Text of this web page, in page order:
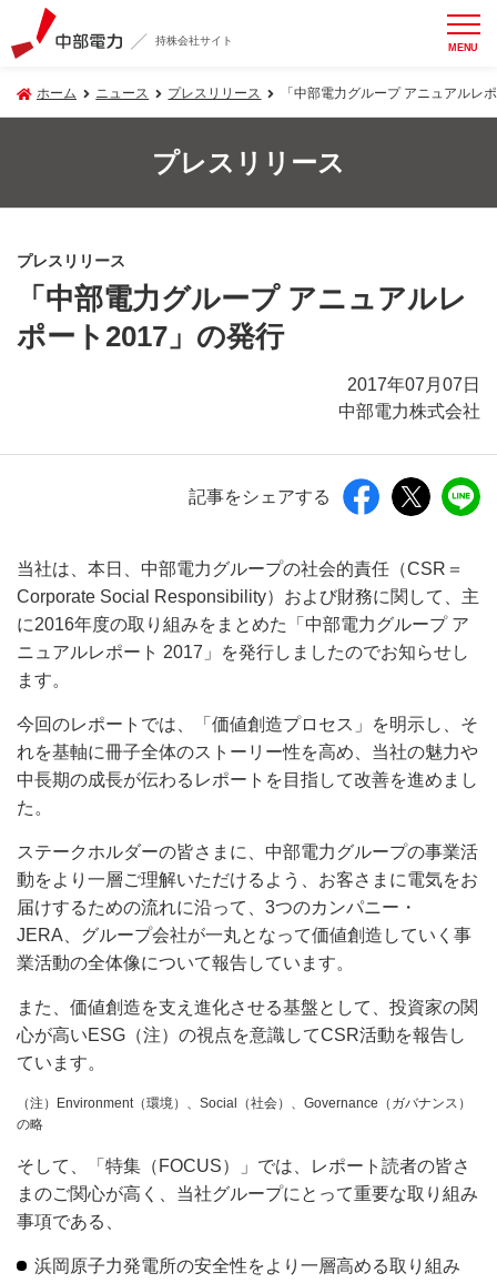
持株会社サイト MENU
ホーム ニュース プレスリリース 「中部電力グループ アニュアルレ
プレスリリース
プレスリリース
「中部電力グループ アニュアルレ
ポート2017」の発行
2017年07月07日
中部電力株式会社
記事をシェアする
当社は、本日、中部電力グループの社会的責任（CSR＝
Corporate Social Responsibility）および財務に関して、主
に2016年度の取り組みをまとめた「中部電力グループ ア
ニュアルレポート 2017」を発行しましたのでお知らせし
ます。
今回のレポートでは、「価値創造プロセス」を明示し、そ
れを基軸に冊子全体のストーリー性を高め、当社の魅力や
中長期の成長が伝わるレポートを目指して改善を進めまし
た。
ステークホルダーの皆さまに、中部電力グループの事業活
動をより一層ご理解いただけるよう、お客さまに電気をお
届けするための流れに沿って、3つのカンパニー・
JERA、グループ会社が一丸となって価値創造していく事
業活動の全体像について報告しています。
また、価値創造を支え進化させる基盤として、投資家の関
心が高いESG（注）の視点を意識してCSR活動を報告し
ています。
（注）Environment（環境）、Social（社会）、Governance（ガバナンス）
の略
そして、「特集（FOCUS）」では、レポート読者の皆さ
まのご関心が高く、当社グループにとって重要な取り組み
事項である、
浜岡原子力発電所の安全性をより一層高める取り組み